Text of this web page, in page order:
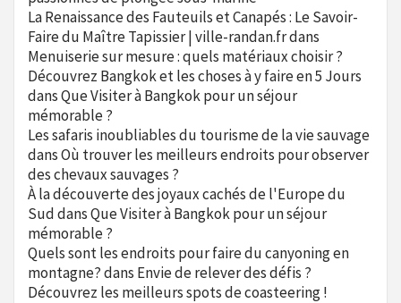
La Renaissance des Fauteuils et Canapés : Le Savoir-
Faire du Maître Tapissier | ville-randan.frdans
Menuiserie sur mesure : quels matériaux choisir ?
Découvrez Bangkok et les choses à y faire en 5 Jours
dansQue Visiter à Bangkok pour un séjour
mémorable ?
Les safaris inoubliables du tourisme de la vie sauvage
dansOù trouver les meilleurs endroits pour observer
des chevaux sauvages ?
À la découverte des joyaux cachés de l'Europe du
SuddansQue Visiter à Bangkok pour un séjour
mémorable ?
Quels sont les endroits pour faire du canyoning en
montagne?dans Envie de relever des défis ?
Découvrez les meilleurs spots de coasteering !